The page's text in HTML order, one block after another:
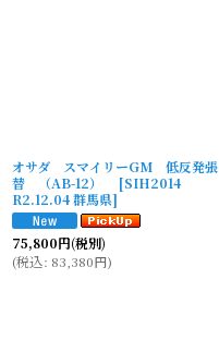
オサダ スマイリーGM 低反発張
替 （AB-12）
[SIH2014
R2.12.04 群馬県]
75,800円(税別)
(税込: 83,380円)